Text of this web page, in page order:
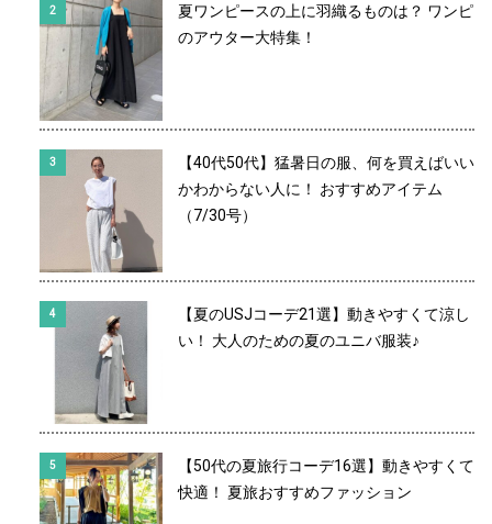
夏ワンピースの上に羽織るものは？ ワンピ
のアウター大特集！
【40代50代】猛暑日の服、何を買えばいい
かわからない人に！ おすすめアイテム
（7/30号）
【夏のUSJコーデ21選】動きやすくて涼し
い！ 大人のための夏のユニバ服装♪
【50代の夏旅行コーデ16選】動きやすくて
快適！ 夏旅おすすめファッション